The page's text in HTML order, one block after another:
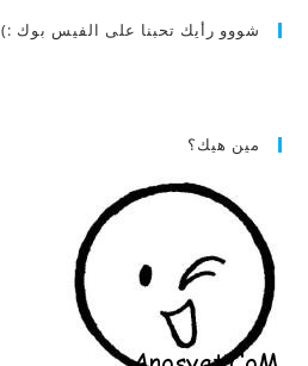
شووو رأيك تحبنا على الفيس بوك :)
مين هيك؟